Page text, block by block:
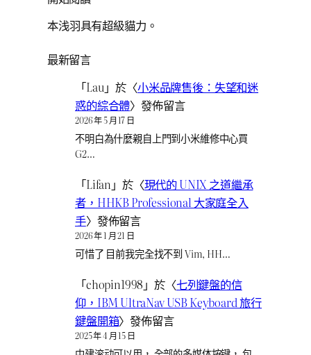
本浅羽具有超級貓力。
最新留言
「Lau」於〈小米品牌售後：失望和迷
惑的綜合體〉發佈留言
2026 年 5 月 17 日
不明白為什麼親自上門到小米維修中心買
G2…
「Lifan 」於〈現代的 UNIX 之道繼承
者，HHKB Professional 大家庭全入
手〉發佈留言
2026 年 1 月 21 日
可惜了 目前我完全找不到 Vim, HH…
「chopin1998 」於〈七列鍵盤的信
仰，IBM UltraNav USB Keyboard 旅行
鍵盤開箱〉發佈留言
2025 年 4 月 15 日